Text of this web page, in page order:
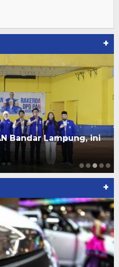
+
Bandar Lampung, ini
+